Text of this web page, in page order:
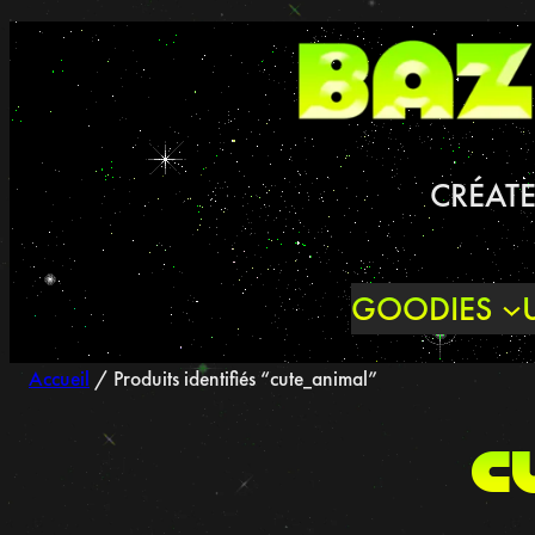
Aller
au
contenu
GOODIES
Accueil / Produits identifiés “cute_animal”